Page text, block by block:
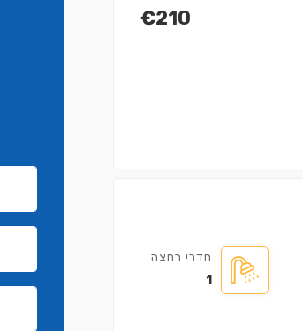
€210
חדרי רחצה
1